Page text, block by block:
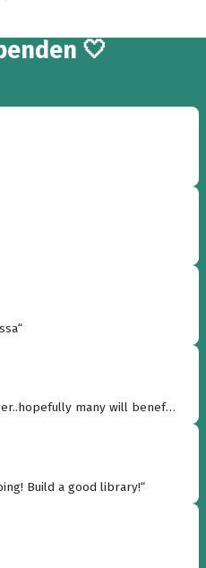
🤍
many will benefit
Build a good library!“